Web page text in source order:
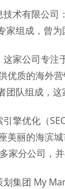
术有限公司
家组成，曾
家公司专注
优质的海外
团队组成，
擎优化（
美丽的海滨
家分公司，
划集团 My